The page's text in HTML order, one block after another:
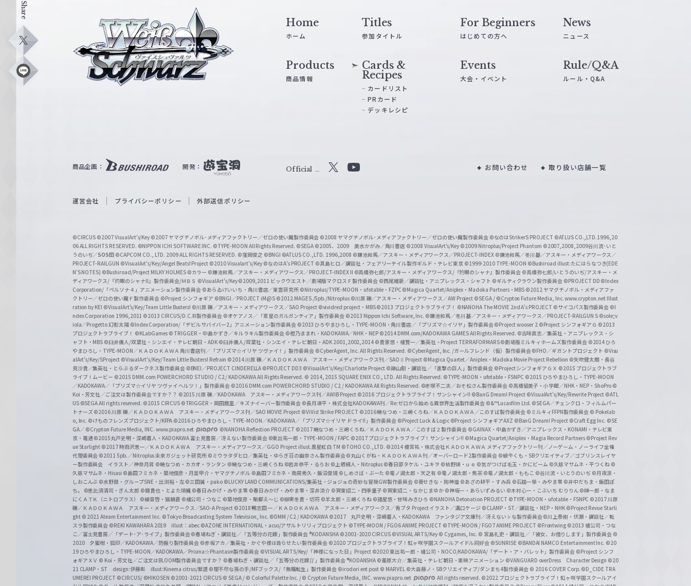
Share
X
L
ス
W
i
c
h
w
a
r
z
Home
ホーム
Titles
参加タイトル
For Beginners
はじめての方へ
News
ニュース
Products
商品情報
Cards &
Recipes
カードリスト
PRカード
デッキレシピ
Events
大会・イベント
Rule/Q&A
ルール・Q&A
商品企画： 開発： Official
b
e
O
f
f
i
c
i
a
l
C
h
a
n
n
e
l
お問い合わせ 取り扱い店舗一覧
運営会社 プライバシーポリシー 外部送信ポリシー
©CIRCUS ©2007 VisualArt's/Key ©2007 ヤマグチノボル･メディアファクトリー／ゼロの使い魔製作委員会 ©2008 ヤマグチノボル･メディアファクトリー／ゼロの使い魔製作委員会 ©なのはStrikerS PROJECT ©ATLUS CO.,LTD.1996,20
06 ALL RIGHTS RESERVED. ©NIPPON ICHI SOFTWARE INC. ©TYPE-MOON All Rights Reserved. ©SEGA ©2005、2009 美水かがみ／角川書店 ©2008 VisualArt's/Key ©2009 Nitroplus/Project Phantom ©2007,2008,2009谷川流･いと
うのいぢ／SOS団 ©CAPCOM CO., LTD. 2009 ALL RIGHTS RESERVED. ©窪岡俊之 ©BNGI ©ATLUS CO.,LTD. 1996,2008 ©鎌池和馬／アスキー・メディアワークス／PROJECT-INDEX ©鎌池和馬／冬川基／アスキー・メディアワークス／
PROJECT-RAILGUN ©VisualArt's/Key/Angel Beats! Project ©2010 Visualart's/Key ©なのはA's PROJECT ©真島ヒロ／講談社・フェアリーテイル製作ギルド・テレビ東京 ©1999-2010 TYPE-MOON ©Bushiroad illust:たにはらなつき(EDE
N'S NOTES) ©Bushiroad/Project MILKY HOLMES ©カラー ©鎌池和馬／アスキー・メディアワークス／PROJECT-INDEX II ©高橋弥七郎/アスキー・メディアワークス/『灼眼のシャナ』製作委員会 ©高橋弥七郎/いとうのいぢ/アスキー・メ
ディアワークス/『灼眼のシャナII』製作委員会/ＭＢＳ ©VisualArt's/Key©2009,2011 ビックウエスト／劇場版マクロスＦ製作委員会 ©西尾維新／講談社・アニプレックス・シャフト ©ギルティクラウン製作委員会 ©PROJECT DD ©Index
Corporation/「ペルソナ４」アニメーション製作委員会 ©あらゐけいいち・角川書店／東雲研究所 ©Nitroplus/TYPE-MOON・ufotable・FZPC ©Magica Quartet/Aniplex・Madoka Partners・MBS ©2012 ヤマグチノボル・メディアファ
クトリー／ゼロの使い魔Ｆ製作委員会 ©Project シンフォギア ©BNGI／PROJECT iM@S ©2012 MAGES./5pb./Nitroplus ©川原 礫／アスキー・メディアワークス／AW Project ©SEGA / ©Crypton Future Media, Inc. www.crypton.net Illust
ration by KEI ©VisualArt's/Key/Team Little Busters! ©川原 礫／アスキー・メディアワークス／SAO Project ©vividred project・MBS ©2013 プロジェクトラブライブ！ ©NANOHA The MOVIE 2nd A's PROJECT ©サイコパス製作委員会 ©I
ndex Corporation 1996,2011 ©2013 CIRCUS/D.C.III製作委員会 ©オケアノス／「翠星のガルガンティア」製作委員会 ©2013 Nippon Ichi Software, Inc. ©鎌池和馬／冬川基／アスキー・メディアワークス／PROJECT-RAILGUN S ©sole;v
iola／Progetto 幻影太陽 ©Index Corporation/「デビルサバイバー2」アニメーション製作委員会 ©2013 ひろやまひろし・TYPE-MOON・角川書店／「プリズマ☆イリヤ」製作委員会©Project wooser 2 ©Project シンフォギアＧ ©2013
プロジェクトラブライブ！ ©KLabGames © TRIGGER・中島かずき／キルラキル製作委員会 ©橙乃ままれ・KADOKAWA／NHK・NEP ©2014 DMM.com/KADOKAWA GAMES All Rights Reserved. ©古味直志／集英社・アニプレックス・シ
ャフト・MBS ©臼井儀人/双葉社・シンエイ・テレビ朝日・ADK ©臼井儀人/双葉社・シンエイ・テレビ朝日・ADK 2001,2002,2014 ©貴家悠・橘賢一／集英社・Project TERRAFORMARS©劇場版ミルキィホームズ製作委員会 ©2014 ひろ
やまひろし・TYPE-MOON／ＫＡＤＯＫＡＷＡ 角川書店刊／「プリズマ☆イリヤ ツヴァイ！」製作委員会 ©CyberAgent, Inc. All Rights Reserved. ©CyberAgent, Inc. /ガールフレンド（仮）製作委員会©FHO／ギガントプロジェクト ©Visu
alArt's/Key/SProject ©VisualArt's/Key/Team Little Busters! Refrain ©2014 川原 礫／ＫＡＤＯＫＡＷＡ アスキー・メディアワークス刊／SAOⅡ Project ©Magica Quartet／Aniplex・Madoka Movie Project Rebellion ©矢吹健太朗・長谷
見沙貴／集英社・とらぶるダークネス製作委員会 ©BNEI／PROJECT CINDERELLA ©PROJECT DD3 ©VisualArt's/Key/Charlotte Project ©諫山創・講談社／「進撃の巨人」製作委員会 ©Project シンフォギアＧＸ ©2015 プロジェクトラブ
ライブ！ムービー ©2015 DMM.com POWERCHORD STUDIO / C2 / KADOKAWA All Rights Reserved. © 2014, 2015 SQUARE ENIX CO., LTD. All Rights Reserved. ©TYPE-MOON・ufotable・FSNPC ©2015 ひろやまひろし・TYPE-MOON
／KADOKAWA／「プリズマ☆イリヤ ツヴァイ ヘルツ！」製作委員会 ©2016 DMM.com POWERCHORD STUDIO / C2 / KADOKAWA All Rights Reserved. ©赤塚不二夫／おそ松さん製作委員会 ©高橋留美子・小学館／NHK・NEP・ShoPro ©
Koi・芳文社／ご注文は製作委員会ですか？？ ©2015 川原 礫／KADOKAWA アスキー・メディアワークス刊／AWIB Project ©2016 プロジェクトラブライブ！サンシャイン!! ©BanG Dream! Project ©VisualArt's/Key/Rewrite Project ©ATL
US ©SEGA All rights reserved. ©2015 CIRCUS ©TRIGGER・岡田麿里／キズナイーバー製作委員会 ©長月達平・株式会社KADOKAWA刊／Re:ゼロから始める異世界生活製作委員会 ©&™Lucasfilm Ltd. ©SEGA／チェンクロ・フィルムパー
トナーズ©2016 川原 礫／ＫＡＤＯＫＡＷＡ アスキー・メディアワークス刊／SAO MOVIE Project ©ViVid Strike PROJECT ©2016 暁なつめ・三嶋くろね／ＫＡＤＯＫＡＷＡ／このすば製作委員会 ©ミルキィFFPN製作委員会 © Pokelab
o, Inc. ©けものフレンズプロジェクト/KFPA ©2016 ひろやまひろし・TYPE-MOON／KADOKAWA／「プリズマ☆イリヤ ドライ!!」製作委員会 ©Project Luck & Logic ©Project シンフォギアAXZ ©BanG Dream! Project ©Craft Egg Inc. ©SE
GA／ ©Crypton Future Media, INC. www.piapro.net
©NANOHA Reflection PROJECT ©2017 暁なつめ・三嶋くろね／ＫＡＤＯＫＡＷＡ／このすば２製作委員会 ©GAINAX・中島かずき／アニプレックス・KONAMI・テレビ東
京・電通 ©2015丸戸史明・深崎暮人・KADOKAWA 富士見書房／冴えない製作委員会 ©東出祐一郎・TYPE-MOON / FAPC ©2017 プロジェクトラブライブ！サンシャイン!! ©Magica Quartet/Aniplex・Magia Record Partners ©Project Rev
ue Starlight ©2017 時雨沢恵一／ＫＡＤＯＫＡＷＡ アスキー・メディアワークス／GGO Project illust.黒星紅白 TM ©TOHO CO., LTD. ©2014 榎宮祐・株式会社ＫＡＤＯＫＡＷＡ メディアファクトリー刊／ノーゲーム・ノーライフ全権
代理委員会 ©2011 5pb.／Nitroplus 未来ガジェット研究所 ©ミウラタダヒロ／集英社・ゆらぎ荘の幽奈さん製作委員会©丸山くがね・ＫＡＤＯＫＡＷＡ刊／オーバーロード2製作委員会 ©蝸牛くも・SBクリエイティブ／ゴブリンスレイヤ
ー製作委員会 イラスト／神奈月昇 ©暁なつめ・カカオ・ランタン ©暁なつめ・三嶋くろね ©岩井恭平・るろお ©上栖綴人・Nitroplus ©春日部タケル・ユキヲ ©枯野瑛・ｕｅ ©気がつけば毛玉・かにビーム ©久慈マサムネ・平つくね ©
久慈マサムネ・Hisasi ©島田フミカネ・築地俊彦・月並甲介・ヤマグチノボル ©島田フミカネ・南房秀久・飯沼俊規 ©しめさば・ぶーた ©竜ノ湖太郎・天之有 ©竜ノ湖太郎・焦茶 ©竜ノ湖太郎・ももこ ©谷川流・いとうのいぢ ©月夜涙・
しおこんぶ ©水野良・グループSNE・出渕裕・左 ©三田誠・pako ©LUCKY LAND COMMUNICATIONS/集英社・ジョジョの奇妙な冒険GW製作委員会 ©葵せきな・狗神煌 ©あざの耕平・すみ兵 ©石踏一榮・みやま零 ©井中だちま・飯田ぽ
ち。
©恵比須清司・ぎん太郎 ©鏡貴也・とよた瑣織 ©春日みかげ・みやま零 ©春日みかげ・みやま零・深井涼介 ©賀東招二・四季童子 ©賀東招二・なかじまゆか ©神坂一・あらいずみるい ©木村心一・こぶいち むりりん ©榊一郎・なま
にくＡＴＫ（ニトロプラス） ©細音啓・猫鍋蒼 ©橘公司・つなこ ©築地俊彦・駒都え～じ ©柳実冬貴・切符 ©羊太郎・三嶋くろね ©諸星悠・甘味みきひろ ©NANOHA Detonation PROJECT ©TYPE-MOON・ufotable・FSNPC ©2017 川原
礫／ＫＡＤＯＫＡＷＡ アスキー・メディアワークス／SAO-A Project ©2018 鴨志田 一／ＫＡＤＯＫＡＷＡ アスキー・メディアワークス／青ブタ Project イラスト／溝口ケージ ©CLAMP・ST／講談社・NEP・NHK ©Project Revue Starli
ght © 2021 Ateam Entertainment Inc. ©Tokyo Broadcasting System Television, Inc. ©DMM / C2 / KADOKAWA ©2017 丸戸史明・深崎暮人・KADOKAWA ファンタジア文庫刊／冴えない♭な製作委員会©川上泰樹・伏瀬・講談社／転
スラ製作委員会 ©REKI KAWAHARA 2019 illust：abec ©AZONE INTERNATIONAL・acus/アサルトリリィプロジェクト ©TYPE-MOON / FGO6 ANIME PROJECT ©TYPE-MOON / FGO7 ANIME PROJECT ©Frontwing ©2013 橘公司・つな
こ／富士見書房／「デート･ア･ライブ」製作委員会©春場ねぎ・講談社／「五等分の花嫁」製作委員会 ®KODANSHA ©2001-2020 CIRCUS ©VISUAL ARTS/Key © Cygames, Inc. © 宮島礼吏・講談社／「彼女、お借りします」製作委員会 ©
2020 夕蜜柑・狐印／KADOKAWA／防振り製作委員会 ©赤坂アカ／集英社・かぐや様は告らせたい製作委員会 ©2020 プロジェクトラブライブ！虹ヶ咲学園スクールアイドル同好会 ©SUNRISE ©BANDAI NAMCO Entertainment Inc. ©20
19 ひろやまひろし・TYPE-MOON／KADOKAWA／Prisma☆Phantasm製作委員会 ©VISUAL ARTS/Key/「神様になった日」Project ©2020 東出祐一郎・橘公司・NOCO/KADOKAWA/「デート・ア・バレット」製作委員会 ©Project シンフ
ォギアＸＶ © Koi・芳文社／ご注文はBLOOM製作委員会ですか？ ©春場ねぎ・講談社／「五等分の花嫁∬」製作委員会 ®KODANSHA ©葦原大介／集英社・テレビ朝日・東映アニメーション ©VANGUARD overDress Character Design ©20
21 CLAMP・ST design:伊藤彰 illust:Kinema citrus/獣道 ©理不尽な孫の手/MFブックス/「無職転生」製作委員会 ©irodori ent post © MARVEL ©大森藤ノ・SBクリエイティブ/ダンまち4製作委員会 © 2016 COVER Corp. ©D_CIDE TRA
UMEREI PROJECT ©CIRCUS/ ©HIKOSEN ©2001-2021 CIRCUS © SEGA / © Colorful Palette Inc. / © Crypton Future Media, INC. www.piapro.net All rights reserved. ©2022 プロジェクトラブライブ！虹ヶ咲学園スクールアイ